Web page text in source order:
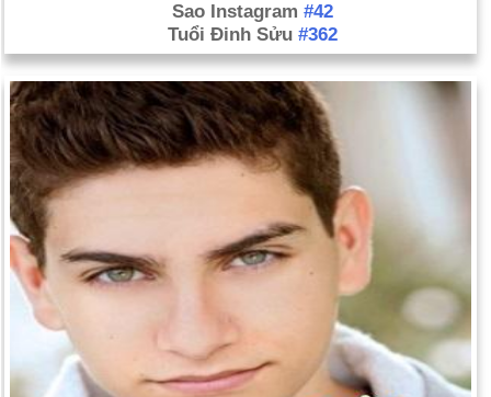
Sao Instagram #42
Tuổi Đinh Sửu #362